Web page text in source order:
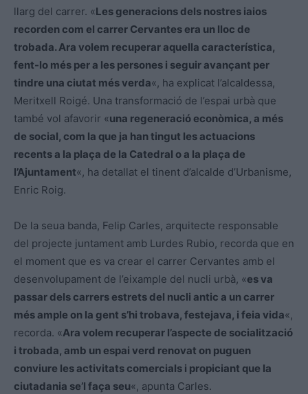
llarg del carrer. «Les generacions dels nostres iaios
recorden com el carrer Cervantes era un lloc de
trobada. Ara volem recuperar aquella característica,
fent-lo més per a les persones i seguir avançant per
tindre una ciutat més verda«, ha explicat l’alcaldessa,
Meritxell Roigé. Una transformació de l’espai urbà que
també vol afavorir «una regeneració econòmica, a més
de social, com la que ja han tingut les actuacions
recents a la plaça de la Catedral o a la plaça de
l’Ajuntament«, ha detallat el tinent d’alcalde d’Urbanisme,
Enric Roig.
De la seua banda, Felip Carles, arquitecte responsable
del projecte juntament amb Lurdes Rubio, recorda que en
el moment que es va crear el carrer Cervantes amb el
desenvolupament de l’eixample del nucli urbà, «es va
passar dels carrers estrets del nucli antic a un carrer
més ample on la gent s’hi trobava, festejava, i feia vida«,
recorda. «Ara volem recuperar l’aspecte de socialització
i trobada, amb un espai verd renovat on puguen
conviure les activitats comercials i propiciant que la
ciutadania se’l faça seu«, apunta Carles.